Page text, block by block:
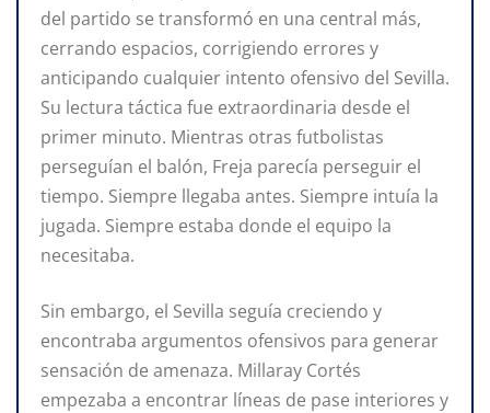
del partido se transformó en una central más,
cerrando espacios, corrigiendo errores y
anticipando cualquier intento ofensivo del Sevilla.
Su lectura táctica fue extraordinaria desde el
primer minuto. Mientras otras futbolistas
perseguían el balón, Freja parecía perseguir el
tiempo. Siempre llegaba antes. Siempre intuía la
jugada. Siempre estaba donde el equipo la
necesitaba.
Sin embargo, el Sevilla seguía creciendo y
encontraba argumentos ofensivos para generar
sensación de amenaza. Millaray Cortés
empezaba a encontrar líneas de pase interiores y